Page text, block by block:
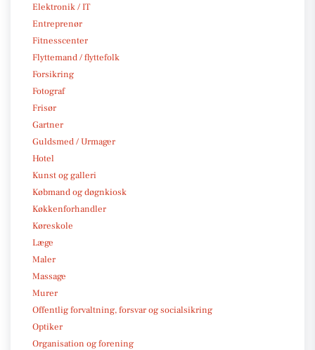
Elektronik / IT
Entreprenør
Fitnesscenter
Flyttemand / flyttefolk
Forsikring
Fotograf
Frisør
Gartner
Guldsmed / Urmager
Hotel
Kunst og galleri
Købmand og døgnkiosk
Køkkenforhandler
Køreskole
Læge
Maler
Massage
Murer
Offentlig forvaltning, forsvar og socialsikring
Optiker
Organisation og forening